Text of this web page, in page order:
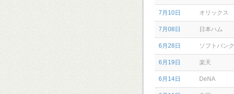
7月10日 オリックス
7月08日 日本ハム
6月28日 ソフトバンク
6月19日 楽天
6月14日 DeNA